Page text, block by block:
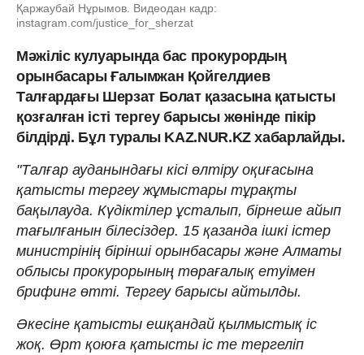
Қаржаубай Нұрымов. Видеодан кадр:
instagram.com/justice_for_sherzat
Мәжіліс кулуарында бас прокурордың
орынбасары Ғалымжан Қойгелдиев
Талғардағы Шерзат Болат қазасына қатысты
қозғалған істі тергеу барысы жөнінде пікір
білдірді. Бұл туралы KAZ.NUR.KZ хабарлайды.
"Талғар ауданындағы кісі өлтіру оқиғасына
қатысты тергеу жұмыстары тұрақты
бақылауда. Күдіктілер ұсталып, бірнеше айып
тағылғанын білесіздер. 15 қазанда ішкі істер
министрінің бірінші орынбасары және Алматы
облысы прокурорының төрағалық етуімен
брифинг өтті. Тергеу барысы айтылды.
Әкесіне қатысты ешқандай қылмыстық іс
жоқ. Өрт қоюға қатысты іс те тергеліп